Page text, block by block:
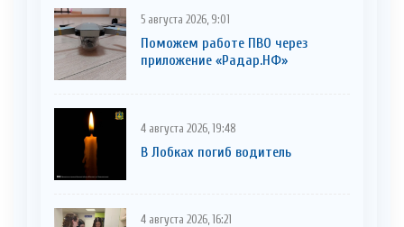
5 августа 2026, 9:01
Поможем работе ПВО через
приложение «Радар.НФ»
4 августа 2026, 19:48
В Лобках погиб водитель
4 августа 2026, 16:21